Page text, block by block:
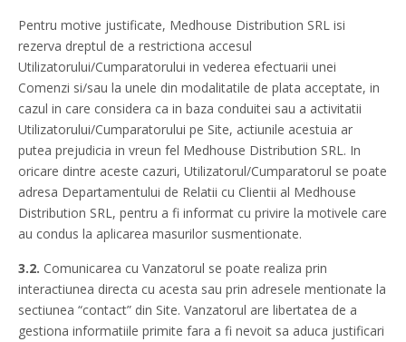
Pentru motive justificate, Medhouse Distribution SRL isi
rezerva dreptul de a restrictiona accesul
Utilizatorului/Cumparatorului in vederea efectuarii unei
Comenzi si/sau la unele din modalitatile de plata acceptate, in
cazul in care considera ca in baza conduitei sau a activitatii
Utilizatorului/Cumparatorului pe Site, actiunile acestuia ar
putea prejudicia in vreun fel Medhouse Distribution SRL. In
oricare dintre aceste cazuri, Utilizatorul/Cumparatorul se poate
adresa Departamentului de Relatii cu Clientii al Medhouse
Distribution SRL, pentru a fi informat cu privire la motivele care
au condus la aplicarea masurilor susmentionate.
3.2. Comunicarea cu Vanzatorul se poate realiza prin
interactiunea directa cu acesta sau prin adresele mentionate la
sectiunea “contact” din Site. Vanzatorul are libertatea de a
gestiona informatiile primite fara a fi nevoit sa aduca justificari